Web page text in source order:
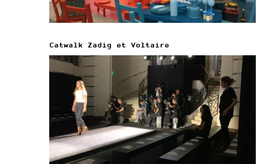
Catwalk Zadig et Voltaire